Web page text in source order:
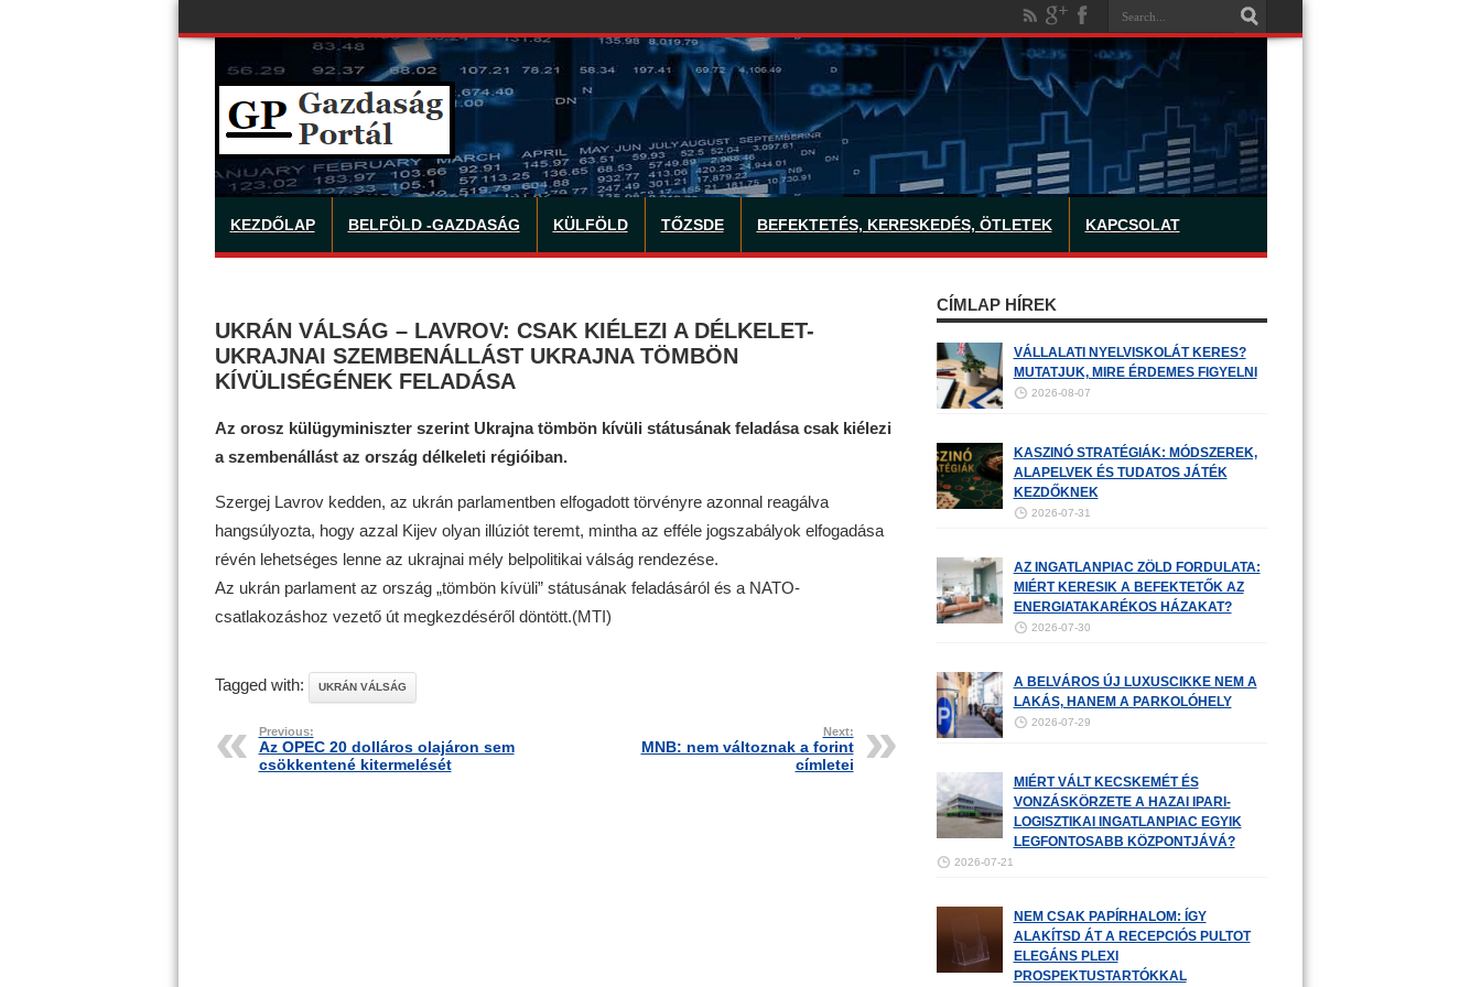
KEZDŐLAP BELFÖLD -GAZDASÁG KÜLFÖLD TŐZSDE BEFEKTETÉS, KERESKEDÉS, ÖTLETEK KAPCSOLAT
UKRÁN VÁLSÁG – LAVROV: CSAK KIÉLEZI A DÉLKELET-
UKRAJNAI SZEMBENÁLLÁST UKRAJNA TÖMBÖN
KÍVÜLISÉGÉNEK FELADÁSA
Az orosz külügyminiszter szerint Ukrajna tömbön kívüli státusának feladása csak kiélezi
a szembenállást az ország délkeleti régióiban.
Szergej Lavrov kedden, az ukrán parlamentben elfogadott törvényre azonnal reagálva
hangsúlyozta, hogy azzal Kijev olyan illúziót teremt, mintha az efféle jogszabályok elfogadása
révén lehetséges lenne az ukrajnai mély belpolitikai válság rendezése.
Az ukrán parlament az ország „tömbön kívüli” státusának feladásáról és a NATO-
csatlakozáshoz vezető út megkezdéséről döntött.(MTI)
Tagged with: UKRÁN VÁLSÁG
Previous:
Az OPEC 20 dolláros olajáron sem
csökkentené kitermelését
Next:
MNB: nem változnak a forint
címletei
CÍMLAP HÍREK
VÁLLALATI NYELVISKOLÁT KERES?
MUTATJUK, MIRE ÉRDEMES FIGYELNI
2026-08-07
KASZINÓ STRATÉGIÁK: MÓDSZEREK,
ALAPELVEK ÉS TUDATOS JÁTÉK
KEZDŐKNEK
2026-07-31
AZ INGATLANPIAC ZÖLD FORDULATA:
MIÉRT KERESIK A BEFEKTETŐK AZ
ENERGIATAKARÉKOS HÁZAKAT?
2026-07-30
A BELVÁROS ÚJ LUXUSCIKKE NEM A
LAKÁS, HANEM A PARKOLÓHELY
2026-07-29
MIÉRT VÁLT KECSKEMÉT ÉS
VONZÁSKÖRZETE A HAZAI IPARI-
LOGISZTIKAI INGATLANPIAC EGYIK
LEGFONTOSABB KÖZPONTJÁVÁ?
2026-07-21
NEM CSAK PAPÍRHALOM: ÍGY
ALAKÍTSD ÁT A RECEPCIÓS PULTOT
ELEGÁNS PLEXI
PROSPEKTUSTARTÓKKAL